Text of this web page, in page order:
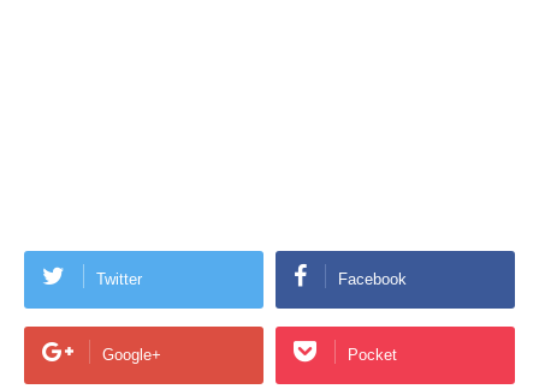
Twitter Facebook
Google+ Pocket